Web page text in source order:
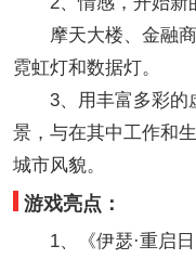
摩天大楼、金融商
霓虹灯和数据灯。
3、用丰富多彩的
景，与在其中工作和
城市风貌。
游戏亮点：
1、《伊瑟·重启日